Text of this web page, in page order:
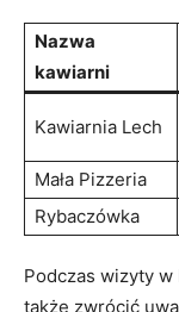
Nazwa
kawiarni
Kawiarnia Lech
Mała Pizzeria
Rybaczówka
Podczas wizyty
⁣także zwrócić